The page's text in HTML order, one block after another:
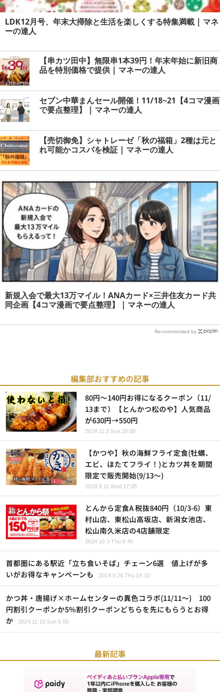
LDK12月号、年末大掃除と生活を楽しくする特集満載 | マネ
ーの達人
【串カツ田中】無限串1本39円！年末年始に新旧商
品を特別価格で提供 | マネーの達人
セブン中華まんセール開催！11/18~21【4コマ漫画
で要点整理】 | マネーの達人
【売切御免】シャトレーゼ「秋の福箱」2種は元と
れ可能かコスパを検証 | マネーの達人
新規入会で最大13万マイル！ANAカード×三井住友カード共
同企画【4コマ漫画で要点整理】 | マネーの達人
Recommended by
編集部おすすめの記事
80円～140円お得になるクーポン（11/
13まで）【とんかつ松のや】人気商品
が630円→550円
2024.11.3 Sun 20:00
【かつや】秋の海鮮フライ定食(牡蠣、
エビ、ほたてフライ！)とカツ丼を期間
限定で販売開始(9/13～)
2024.9.11 Wed 17:05
とんから定食A 税抜840円（10/3-6）東
村山店、東松山高坂店、新潟女池店、
松山南久米店の4店舗限定
2024.10.3 Thu 6:45
首都圏にある駅近「立ち食いそば」チェーン6選 値上げが多
いがお得なキャンペーンも
2024.9.26 Thu 14:10
かつ丼・唐揚げ×ホームセンターの異色コラボ(11/11～) 100
円割引クーポンか5％割引クーポンどちらを先にもらうとお得
か
2024.11.10 Sun 6:00
最新記事